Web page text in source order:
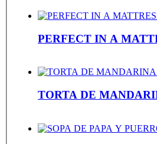
PERFECT IN A
TORTA DE